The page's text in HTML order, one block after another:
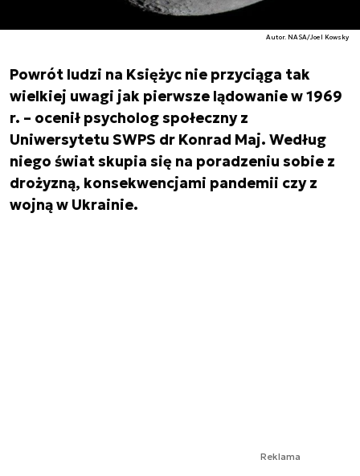
Autor. NASA/Joel Kowsky
Powrót ludzi na Księżyc nie przyciąga tak
wielkiej uwagi jak pierwsze lądowanie w 1969
r. – ocenił psycholog społeczny z
Uniwersytetu SWPS dr Konrad Maj. Według
niego świat skupia się na poradzeniu sobie z
drożyzną, konsekwencjami pandemii czy z
wojną w Ukrainie.
Reklama